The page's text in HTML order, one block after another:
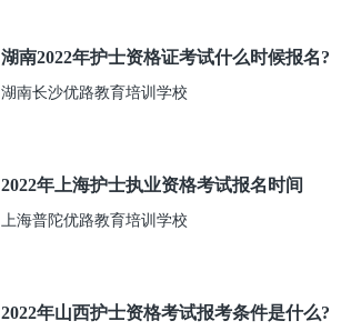
湖南2022年护士资格证考试什么时候报名?
湖南长沙优路教育培训学校
2022年上海护士执业资格考试报名时间
上海普陀优路教育培训学校
2022年山西护士资格考试报考条件是什么?